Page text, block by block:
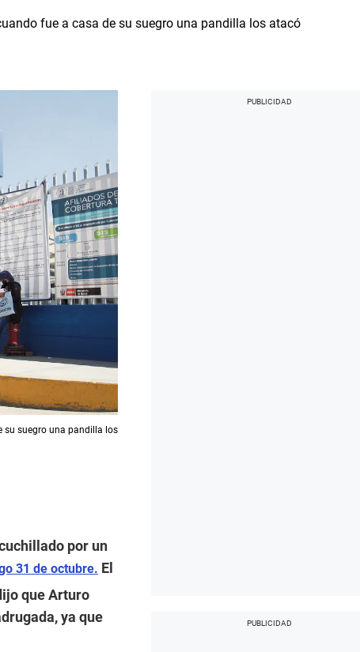
fue a casa de su suegro una pandilla los atacó
su suegro una pandilla los
por un
31 de octubre. El
que Arturo
ya que